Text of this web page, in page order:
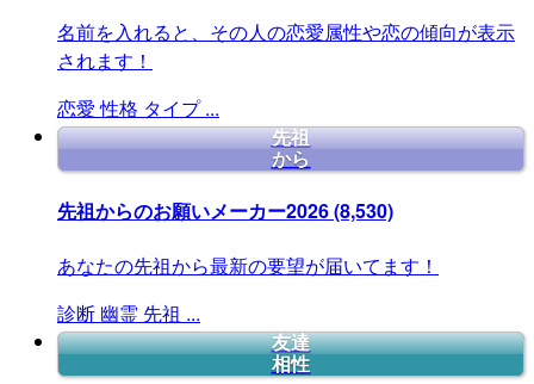
名前を入れると、その人の恋愛属性や恋の傾向が表示
されます！
恋愛 性格 タイプ ...
先祖
から
先祖からのお願いメーカー2026(8,530)
あなたの先祖から最新の要望が届いてます！
診断 幽霊 先祖 ...
友達
相性